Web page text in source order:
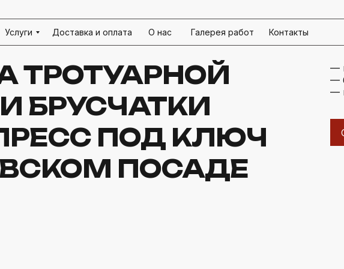
Услуги Доставка и оплата О нас Галерея работ Контакты
ТРОТУАРНОЙ
БРУСЧАТКИ
ПОД КЛЮЧ
ПОСАДЕ
—
—
—